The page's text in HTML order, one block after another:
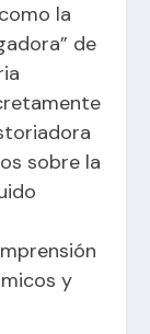
la
de
sobre la
y